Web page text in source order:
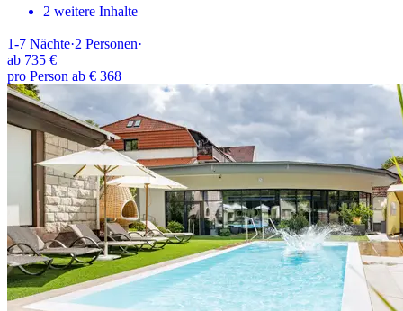
2 weitere Inhalte
1-7 Nächte·2 Personen·
ab 735 €
pro Person ab € 368